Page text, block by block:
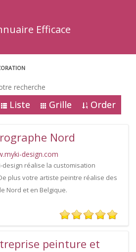
Efficace
recherche
Liste Grille Order
Nord
design.com
design réalise la customisation
plus votre artiste peintre réalise des
Nord et en Belgique.
peinture et